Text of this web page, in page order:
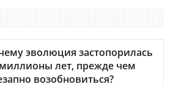
эволюция застопорилась
лет, прежде чем
возобновиться?